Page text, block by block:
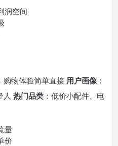
润空间
购物体验简单直接 用户画像：
人 热门品类 ：低价小配件、电
量
价